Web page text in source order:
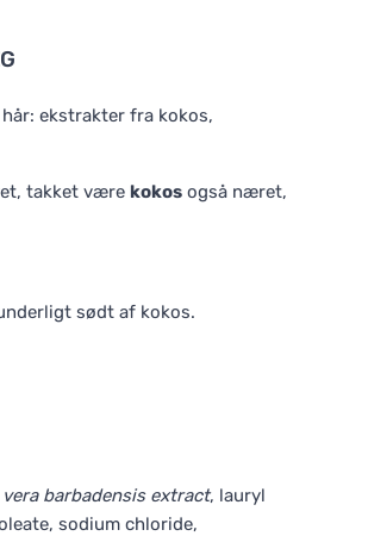
ekstrakter fra kokos,
takket være kokos også næret,
sødt af kokos.
barbadensis extract, lauryl
sodium chloride,